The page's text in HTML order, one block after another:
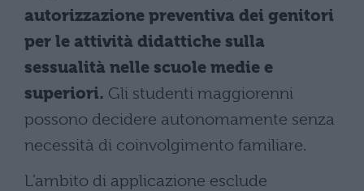
autorizzazione preventiva dei genitori
per le attività didattiche sulla
sessualità nelle scuole medie e
superiori. Gli studenti maggiorenni
possono decidere autonomamente senza
necessità di coinvolgimento familiare.
L’ambito di applicazione esclude